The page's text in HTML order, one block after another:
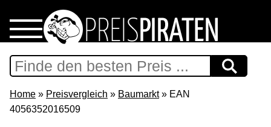
Home
Download
Home » Preisvergleich » Baumarkt» EAN
4056352016509